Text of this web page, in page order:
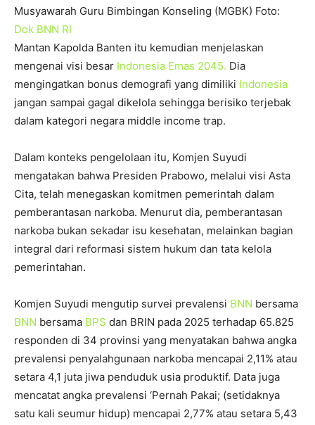
Musyawarah Guru Bimbingan Konseling (MGBK) Foto:
Dok BNN RI
Mantan Kapolda Banten itu kemudian menjelaskan
mengenai visi besar Indonesia Emas 2045. Dia
mengingatkan bonus demografi yang dimiliki Indonesia
jangan sampai gagal dikelola sehingga berisiko terjebak
dalam kategori negara middle income trap.
Dalam konteks pengelolaan itu, Komjen Suyudi
mengatakan bahwa Presiden Prabowo, melalui visi Asta
Cita, telah menegaskan komitmen pemerintah dalam
pemberantasan narkoba. Menurut dia, pemberantasan
narkoba bukan sekadar isu kesehatan, melainkan bagian
integral dari reformasi sistem hukum dan tata kelola
pemerintahan.
Komjen Suyudi mengutip survei prevalensi BNN bersama
BNN bersama BPS dan BRIN pada 2025 terhadap 65.825
responden di 34 provinsi yang menyatakan bahwa angka
prevalensi penyalahgunaan narkoba mencapai 2,11% atau
setara 4,1 juta jiwa penduduk usia produktif. Data juga
mencatat angka prevalensi ‘Pernah Pakai; (setidaknya
satu kali seumur hidup) mencapai 2,77% atau setara 5,43